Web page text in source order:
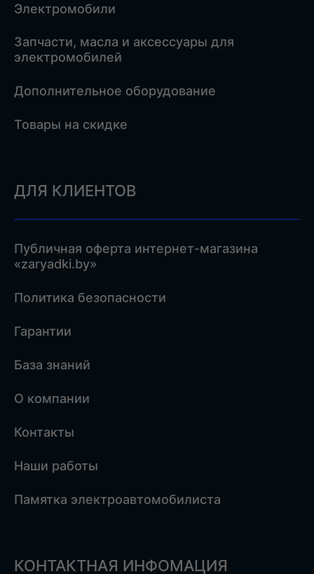
Электромобили
Запчасти, масла и аксессуары для
электромобилей
Дополнительное оборудование
Товары на скидке
ДЛЯ КЛИЕНТОВ
Публичная оферта интернет-магазина
«zaryadki.by»
Политика безопасности
Гарантии
База знаний
О компании
Контакты
Наши работы
Памятка электроавтомобилиста
КОНТАКТНАЯ ИНФОМАЦИЯ